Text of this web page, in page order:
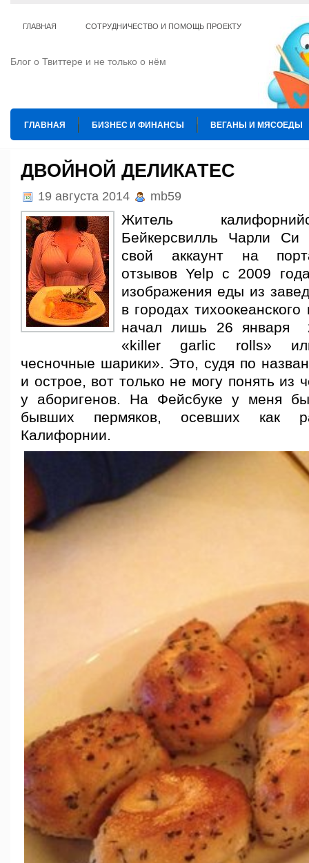
ГЛАВНАЯ СОТРУДНИЧЕСТВО И ПОМОЩЬ ПРОЕКТУ
Блог о Твиттере и не только о нём
ГЛАВНАЯ БИЗНЕС И ФИНАНСЫ ВЕГАНЫ И МЯСОЕДЫ
ДВОЙНОЙ ДЕЛИКАТЕС
19 августа 2014 mb59
Житель
Бейкерсвилль Чарли
свой аккаунт на
отзывов Yelp с 2009
изображения еды из
в городах
начал лишь 26 января
«killer garlic rolls»
чесночные шарики». Это, судя по
и острое, вот только не могу понять из
у аборигенов. На Фейсбуке у меня
бывших пермяков, осевших как
Калифорнии.